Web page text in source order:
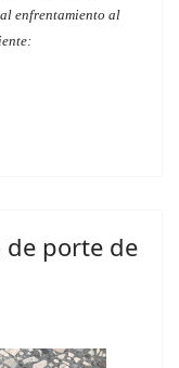
enfrentamiento al
de porte de